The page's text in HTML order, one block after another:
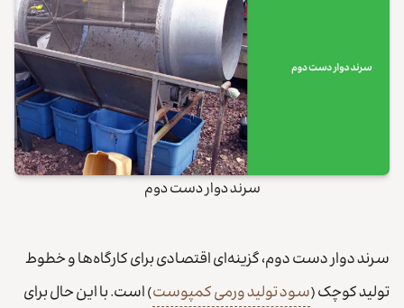
سرند دوار دست دوم
سرند دوار دست دوم، گزینه‌ای اقتصادی برای کارگاه‌ها و خطوط
تولید کوچک (سود تولید ورمی کمپوست) است. با این حال برای